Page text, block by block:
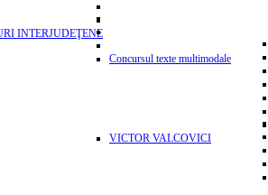
INTERJUDEŢENE
Concursul texte multimodale
VICTOR VALCOVICI